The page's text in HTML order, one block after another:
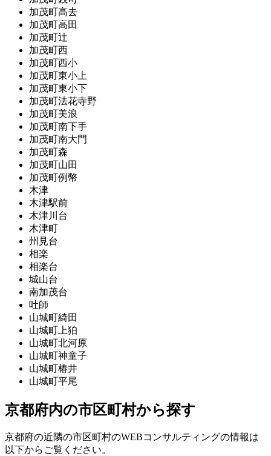
加茂町高去
加茂町高田
加茂町辻
加茂町西
加茂町西小
加茂町東小上
加茂町東小下
加茂町法花寺野
加茂町美浪
加茂町南下手
加茂町南大門
加茂町森
加茂町山田
加茂町例幣
木津
木津駅前
木津川台
木津町
州見台
相楽
相楽台
城山台
南加茂台
吐師
山城町綺田
山城町上狛
山城町北河原
山城町神童子
山城町椿井
山城町平尾
京都府内の市区町村から探す
京都府の近隣の市区町村のWEBコンサルティングの情報は
以下からご覧ください。